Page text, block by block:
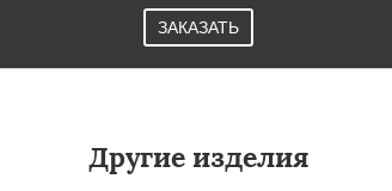
ЗАКАЗАТЬ
Другие изделия